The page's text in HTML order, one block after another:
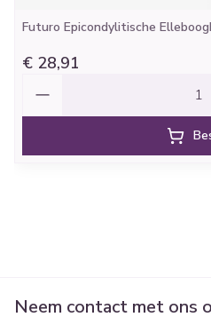
Futuro Epicondylitische
€ 28,91
Neem contact met ons